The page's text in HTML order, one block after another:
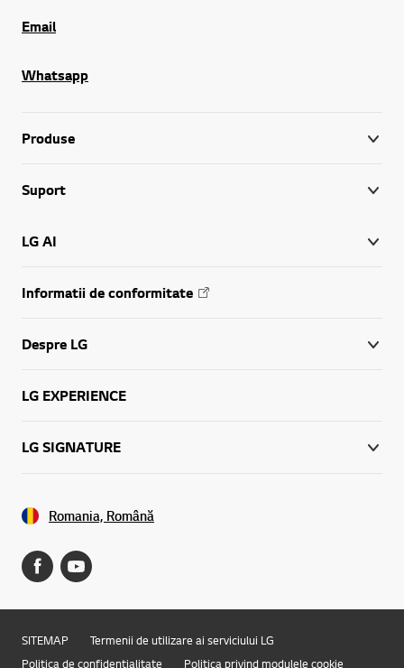
Email
Whatsapp
Produse
Suport
LG AI
Informatii de conformitate
Despre LG
LG EXPERIENCE
LG SIGNATURE
Romania, Română
SITEMAP
Termenii de utilizare ai serviciului LG
Politica de confidențialitate
Politica privind modulele cookie